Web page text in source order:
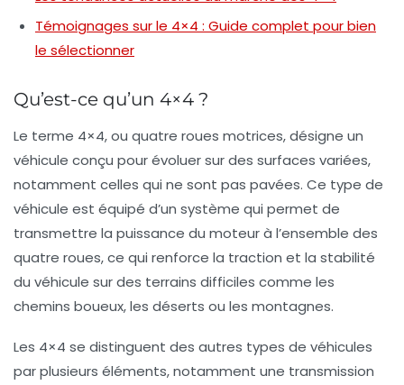
Témoignages sur le 4×4 : Guide complet pour bien
le sélectionner
Qu’est-ce qu’un 4×4 ?
Le terme 4×4, ou quatre roues motrices, désigne un
véhicule conçu pour évoluer sur des surfaces variées,
notamment celles qui ne sont pas pavées. Ce type de
véhicule est équipé d’un système qui permet de
transmettre la puissance du moteur à l’ensemble des
quatre roues, ce qui renforce la traction et la stabilité
du véhicule sur des terrains difficiles comme les
chemins boueux, les déserts ou les montagnes.
Les 4×4 se distinguent des autres types de véhicules
par plusieurs éléments, notamment une transmission